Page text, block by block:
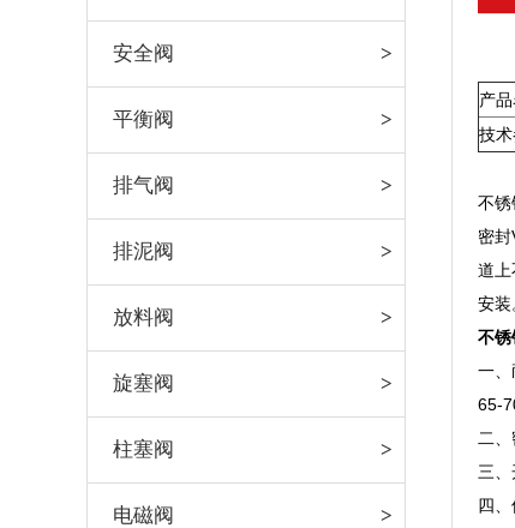
安全阀
平衡阀
排气阀
排泥阀
放料阀
旋塞阀
柱塞阀
电磁阀
产品
技术
不锈
密
道上
安装
不
一、
65-
二、
三、
四